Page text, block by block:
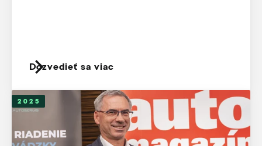
Dozvedieť sa viac
2025